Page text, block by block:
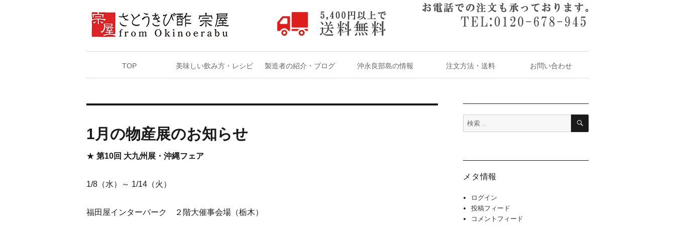
TOP 美味しい飲み方・レシピ 製造者の紹介・ブログ 沖永良部島の情報 注文方法・送料 お問い合わせ
1月の物産展のお知らせ
★ 第10回 大九州展・沖縄フェア
1/8（水）～ 1/14（火）
福田屋インターバーク ２階大催事会場（栃木）
検
索:
検
メタ情報
ログイン
投稿フィード
コメントフィード